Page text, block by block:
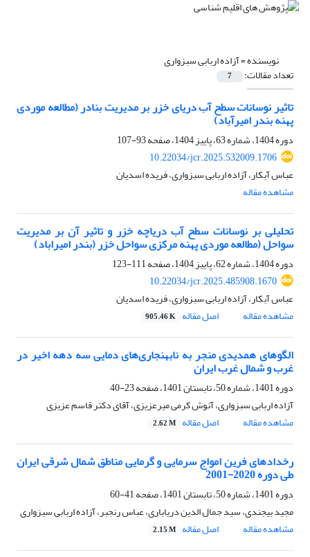
نویسنده =آزاده اربابی سبزواری
تعداد مقالات: 7
تاثیر نوسانات سطح آب دریای خزر بر مدیریت بنادر (مطالعه موردی
پهنه بندر امیرآباد)
دوره 1404، شماره 63، پاییز 1404، صفحه
93-107
10.22034/jcr.2025.532009.1706
عباس آبکار، آزاده اربابی سبزواری، فریده اسدیان
مشاهده مقاله
تحلیلی بر نوسانات سطح آب دریاچه خزر و تاثیر آن بر مدیریت
سواحل (مطالعه موردی پهنه مرکزی سواحل خزر (بندر امیراباد)
دوره 1404، شماره 62، پاییز 1404، صفحه
111-123
10.22034/jcr.2025.485908.1670
عباس آبکار، آزاده اربابی سبزواری، فریده اسدیان
مشاهده مقاله
اصل مقاله 905.46 K
الگوهای همدیدی منجر به نابهنجاری‌های دمایی سه دهه اخیر در
غرب و شمال غرب ایران
دوره 1401، شماره 50، تابستان 1401، صفحه
23-40
آزاده اربابی سبزواری، آنوش کرمی میرعزیزی، آقای دکتر قاسم عزیزی
مشاهده مقاله
اصل مقاله 2.62 M
رخدادهای فرین امواج سرمایی و گرمایی مناطق شمال شرقی ایران
طی دوره 2020-2001
دوره 1401، شماره 50، تابستان 1401، صفحه
41-60
مجید بیجندی، سید جمال الدین دریاباری، عباس رنجبر، آزاده اربابی سبزواری
مشاهده مقاله
اصل مقاله 2.15 M